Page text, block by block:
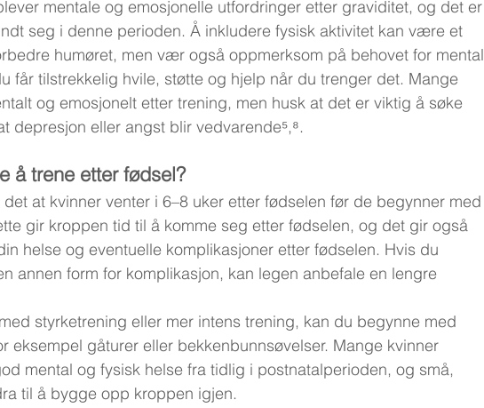
mentale og emosjonelle utfordringer etter graviditet, og det er
seg i denne perioden. Å inkludere fysisk aktivitet kan være et
humøret, men vær også oppmerksom på behovet for mental
får tilstrekkelig hvile, støtte og hjelp når du trenger det. Mange
og emosjonelt etter trening, men husk at det er viktig å søke
depresjon eller angst blir vedvarende⁵,⁸.
å trene etter fødsel?
at kvinner venter i 6–8 uker etter fødselen før de begynner med
gir kroppen tid til å komme seg etter fødselen, og det gir også
helse og eventuelle komplikasjoner etter fødselen. Hvis du
annen form for komplikasjon, kan legen anbefale en lengre
styrketrening eller mer intens trening, kan du begynne med
eksempel gåturer eller bekkenbunnsøvelser. Mange kvinner
mental og fysisk helse fra tidlig i postnatalperioden, og små,
til å bygge opp kroppen igjen.